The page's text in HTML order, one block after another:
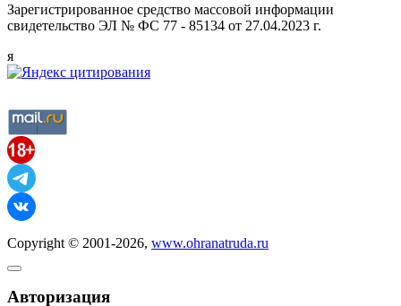
Зарегистрированное средство массовой информации
свидетельство ЭЛ № ФС 77 - 85134 от 27.04.2023 г.
я
Copyright © 2001-2026, www.ohranatruda.ru
Авторизация